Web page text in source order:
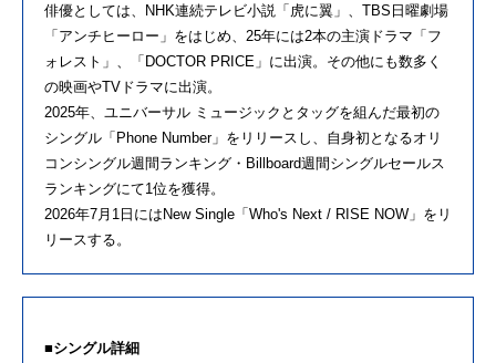
俳優としては、NHK連続テレビ小説「虎に翼」、TBS日曜劇場
「アンチヒーロー」をはじめ、25年には2本の主演ドラマ「フ
ォレスト」、「DOCTOR PRICE」に出演。その他にも数多く
の映画やTVドラマに出演。
2025年、ユニバーサル ミュージックとタッグを組んだ最初の
シングル「Phone Number」をリリースし、自身初となるオリ
コンシングル週間ランキング・Billboard週間シングルセールス
ランキングにて1位を獲得。
2026年7月1日にはNew Single「Who's Next / RISE NOW」をリ
リースする。
■シングル詳細